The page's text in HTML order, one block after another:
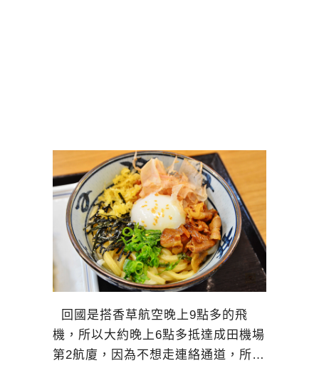
回國是搭香草航空晚上9點多的飛
機，所以大約晚上6點多抵達成田機場
第2航廈，因為不想走連絡通道，所…